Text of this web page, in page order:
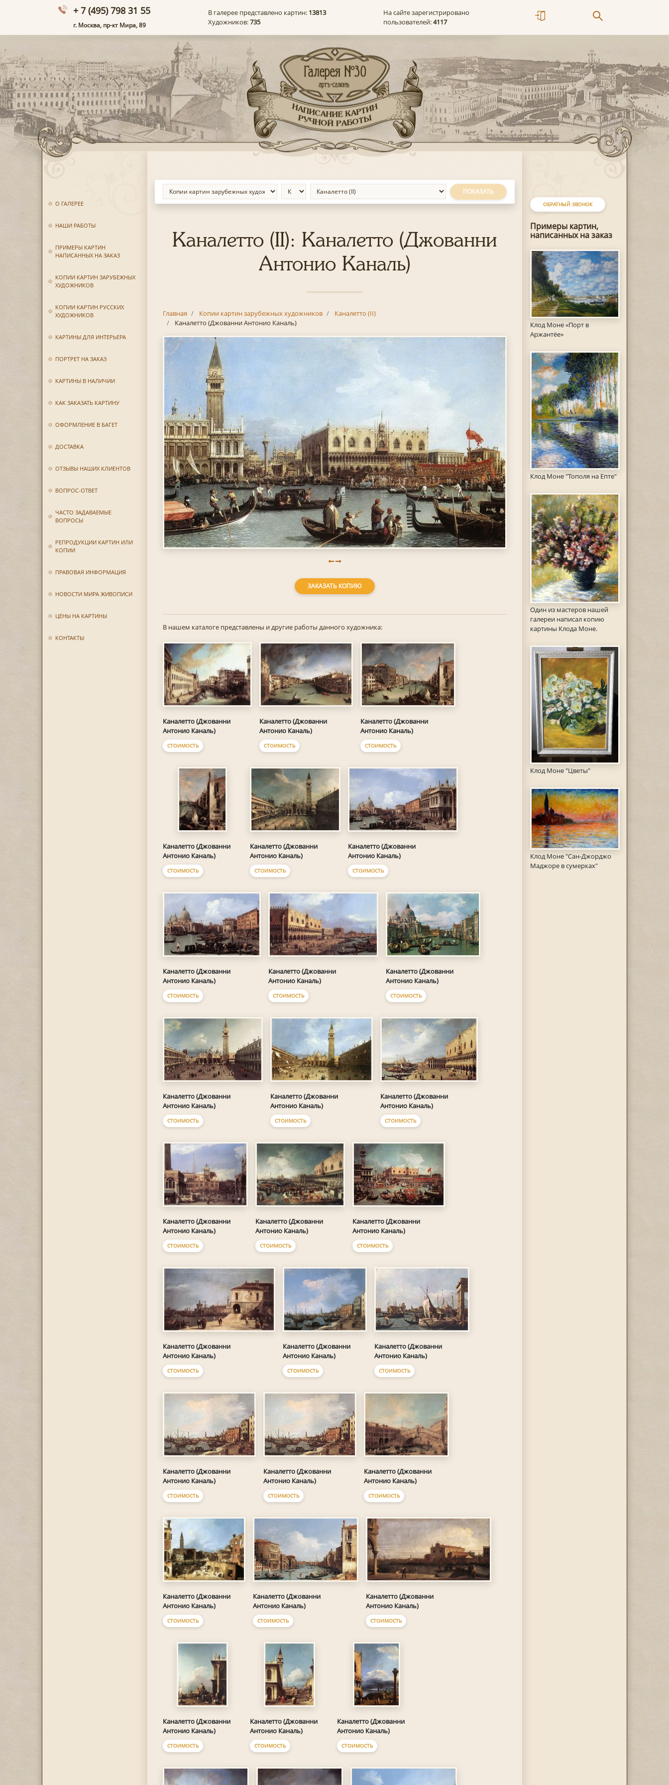
+ 7 (495) 798 31 55
г. Москва, пр-кт Мира, 89
В галерее представлено картин: 13813
Художников:735
На сайте зарегистрировано
пользователей:4117
О ГАЛЕРЕЕ
НАШИ РАБОТЫ
ПРИМЕРЫ КАРТИН
НАПИСАННЫХ НА ЗАКАЗ
КОПИИ КАРТИН ЗАРУБЕЖНЫХ
ХУДОЖНИКОВ
КОПИИ КАРТИН РУССКИХ
ХУДОЖНИКОВ
КАРТИНЫ ДЛЯ ИНТЕРЬЕРА
ПОРТРЕТ НА ЗАКАЗ
КАРТИНЫ В НАЛИЧИИ
КАК ЗАКАЗАТЬ КАРТИНУ
ОФОРМЛЕНИЕ В БАГЕТ
ДОСТАВКА
ОТЗЫВЫ НАШИХ КЛИЕНТОВ
ВОПРОС-ОТВЕТ
ЧАСТО ЗАДАВАЕМЫЕ
ВОПРОСЫ
РЕПРОДУКЦИИ КАРТИН ИЛИ
КОПИИ
ПРАВОВАЯ ИНФОРМАЦИЯ
НОВОСТИ МИРА ЖИВОПИСИ
ЦЕНЫ НА КАРТИНЫ
КОНТАКТЫ
ОБРАТНЫЙ ЗВОНОК
Примеры картин,
написанных на заказ
Клод Моне «Порт в
Аржантёе»
Клод Моне "Тополя на Епте"
Один из мастеров нашей
галереи написал копию
картины Клода Моне.
Клод Моне "Цветы"
Клод Моне "Сан-Джорджо
Маджоре в сумерках"
ПОКАЗАТЬ
Каналетто (II): Каналетто (Джованни
Антонио Каналь)
Главная Копии картин зарубежных художников
Каналетто (II)
Каналетто (Джованни Антонио Каналь)
ЗАКАЗАТЬ КОПИЮ
В нашем каталоге представлены и другие работы данного художника:
Каналетто (Джованни
Антонио Каналь)
СТОИМОСТЬ
Каналетто (Джованни
Антонио Каналь)
СТОИМОСТЬ
Каналетто (Джованни
Антонио Каналь)
СТОИМОСТЬ
Каналетто (Джованни
Антонио Каналь)
СТОИМОСТЬ
Каналетто (Джованни
Антонио Каналь)
СТОИМОСТЬ
Каналетто (Джованни
Антонио Каналь)
СТОИМОСТЬ
Каналетто (Джованни
Антонио Каналь)
СТОИМОСТЬ
Каналетто (Джованни
Антонио Каналь)
СТОИМОСТЬ
Каналетто (Джованни
Антонио Каналь)
СТОИМОСТЬ
Каналетто (Джованни
Антонио Каналь)
СТОИМОСТЬ
Каналетто (Джованни
Антонио Каналь)
СТОИМОСТЬ
Каналетто (Джованни
Антонио Каналь)
СТОИМОСТЬ
Каналетто (Джованни
Антонио Каналь)
СТОИМОСТЬ
Каналетто (Джованни
Антонио Каналь)
СТОИМОСТЬ
Каналетто (Джованни
Антонио Каналь)
СТОИМОСТЬ
Каналетто (Джованни
Антонио Каналь)
СТОИМОСТЬ
Каналетто (Джованни
Антонио Каналь)
СТОИМОСТЬ
Каналетто (Джованни
Антонио Каналь)
СТОИМОСТЬ
Каналетто (Джованни
Антонио Каналь)
СТОИМОСТЬ
Каналетто (Джованни
Антонио Каналь)
СТОИМОСТЬ
Каналетто (Джованни
Антонио Каналь)
СТОИМОСТЬ
Каналетто (Джованни
Антонио Каналь)
СТОИМОСТЬ
Каналетто (Джованни
Антонио Каналь)
СТОИМОСТЬ
Каналетто (Джованни
Антонио Каналь)
СТОИМОСТЬ
Каналетто (Джованни
Антонио Каналь)
СТОИМОСТЬ
Каналетто (Джованни
Антонио Каналь)
СТОИМОСТЬ
Каналетто (Джованни
Антонио Каналь)
СТОИМОСТЬ